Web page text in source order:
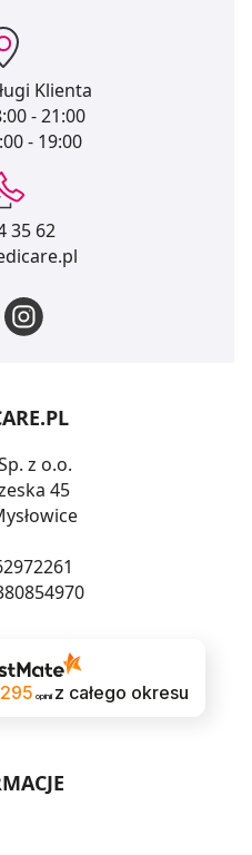
Klienta
- 21:00
- 19:00
35 62
z o.o.
45
opinii z całego okresu